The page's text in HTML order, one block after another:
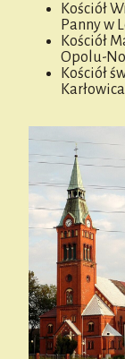
Kościół
Panny w
Kościół
Opolu-
Kościół